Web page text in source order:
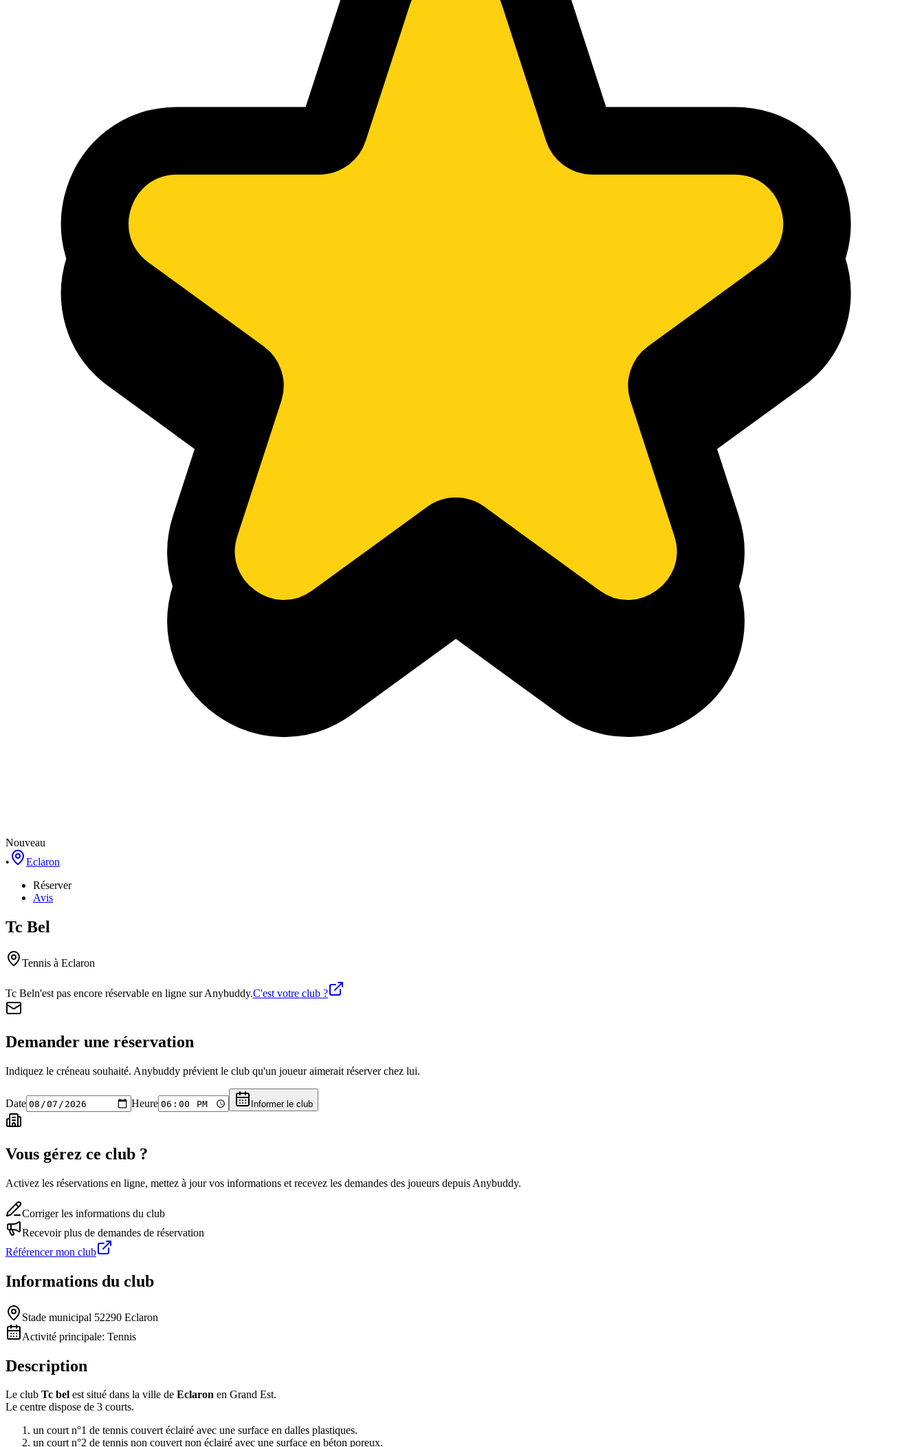
Nouveau
•
Eclaron
Réserver
Avis
Tc Bel
Tennis à Eclaron
Tc Beln'est pas encore réservable en ligne sur Anybuddy.C'est votre club ?
Demander une réservation
Indiquez le créneau souhaité. Anybuddy prévient le club qu'un joueur aimerait réserver chez lui.
Date Heure Informer le club
Vous gérez ce club ?
Activez les réservations en ligne, mettez à jour vos informations et recevez les demandes des joueurs depuis Anybuddy.
Corriger les informations du club
Recevoir plus de demandes de réservation
Référencer mon club
Informations du club
Stade municipal 52290 Eclaron
Activité principale: Tennis
Description
Le club Tc bel est situé dans la ville de Eclaron en Grand Est.
Le centre dispose de 3 courts.
un court n°1 de tennis couvert éclairé avec une surface en dalles plastiques.
un court n°2 de tennis non couvert non éclairé avec une surface en béton poreux.